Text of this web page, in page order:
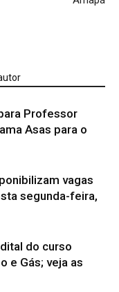
Professor
Asas para o
vagas
segunda-feira,
do curso
e Gás; veja as